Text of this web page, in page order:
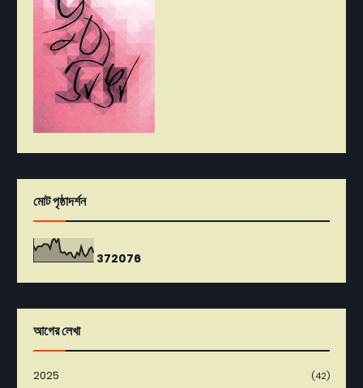
মোট পৃষ্ঠাদর্শন
372076
আগের লেখা
2025 (42)